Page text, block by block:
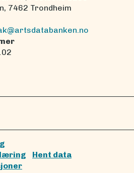
7462 Trondheim
Hent data